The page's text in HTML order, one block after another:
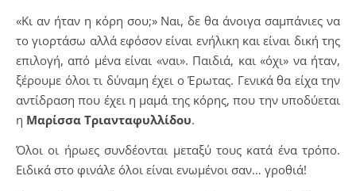
«Κι αν ήταν η κόρη σου;» Ναι, δε θα άνοιγα σαμπάνιες να
το γιορτάσω αλλά εφόσον είναι ενήλικη και είναι δική της
επιλογή, από μένα είναι «ναι». Παιδιά, και «όχι» να ήταν,
ξέρουμε όλοι τι δύναμη έχει ο Έρωτας. Γενικά θα είχα την
αντίδραση που έχει η μαμά της κόρης, που την υποδύεται
η Μαρίσσα Τριανταφυλλίδου.
Όλοι οι ήρωες συνδέονται μεταξύ τους κατά ένα τρόπο.
Ειδικά στο φινάλε όλοι είναι ενωμένοι σαν… γροθιά!